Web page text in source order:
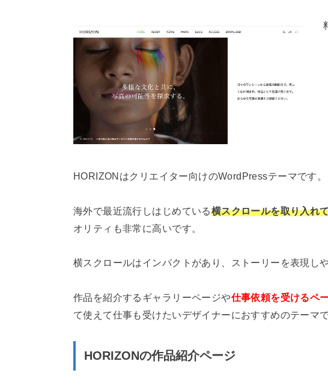
HORIZONはクリエイター向けのWordPressテーマです。
海外で最近流行しはじめている横スクロールを取り入れ
オリティも非常に高いです。
横スクロールはインパクトがあり、ストーリーを表現し
作品を紹介するギャラリーページや仕事依頼を受けるペ
て使えて仕事も受けたいデザイナーにおすすめのテーマで
HORIZONの作品紹介ページ